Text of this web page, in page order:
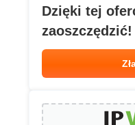
Dzięki tej
zaoszczędzić!